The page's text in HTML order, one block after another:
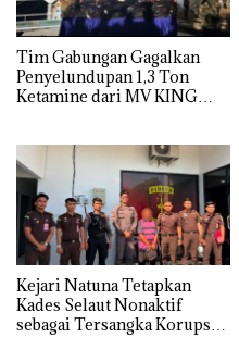
Tim Gabungan Gagalkan
Penyelundupan 1,3 Ton
Ketamine dari MV KING
Kejari Natuna Tetapkan
Kades Selaut Nonaktif
sebagai Tersangka Korupsi